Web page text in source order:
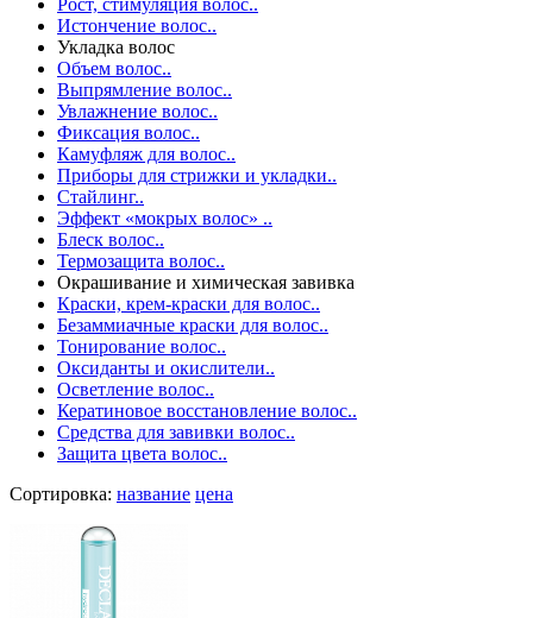
Истончение волос..
Укладка волос
Объем волос..
Выпрямление волос..
Увлажнение волос..
Фиксация волос..
Камуфляж для волос..
Приборы для стрижки и укладки..
Стайлинг..
Эффект «мокрых волос» ..
Блеск волос..
Термозащита волос..
Окрашивание и химическая завивка
Краски, крем-краски для волос..
Безаммиачные краски для волос..
Тонирование волос..
Оксиданты и окислители..
Осветление волос..
Кератиновое восстановление волос..
Средства для завивки волос..
Защита цвета волос..
Сортировка: название цена